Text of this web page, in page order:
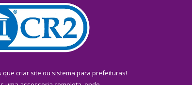
que criar site ou sistema para prefeituras!